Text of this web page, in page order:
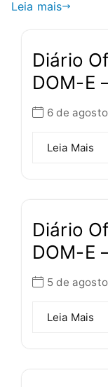
Leia mais
Diário
DOM-E
6 de
Leia Mais
Diário
DOM-E
5 de
Leia Mais